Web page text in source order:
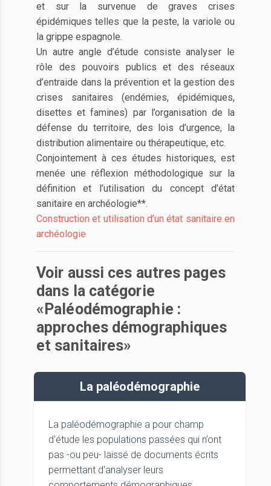
et sur la survenue de graves crises
épidémiques telles que la peste, la variole ou
la grippe espagnole.
Un autre angle d’étude consiste analyser le
rôle des pouvoirs publics et des réseaux
d’entraide dans la prévention et la gestion des
crises sanitaires (endémies, épidémiques,
disettes et famines) par l’organisation de la
défense du territoire, des lois d’urgence, la
distribution alimentaire ou thérapeutique, etc.
Conjointement à ces études historiques, est
menée une réflexion méthodologique sur la
définition et l’utilisation du concept d’état
sanitaire en archéologie**.
Construction et utilisation d’un état sanitaire en
archéologie
Voir aussi ces autres pages
dans la catégorie
«Paléodémographie :
approches démographiques
et sanitaires»
La paléodémographie
La paléodémographie a pour champ
d'étude les populations passées qui n’ont
pas -ou peu- laissé de documents écrits
permettant d'analyser leurs